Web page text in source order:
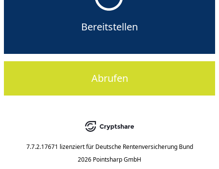
Bereitstellen
Abrufen
7.7.2.17671 lizenziert für Deutsche Rentenversicherung Bund
2026 Pointsharp GmbH